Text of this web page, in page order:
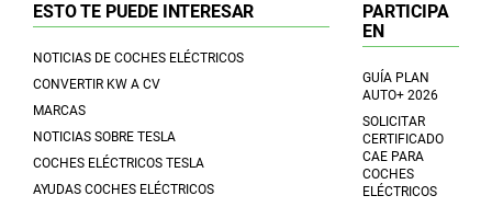
ESTO TE PUEDE INTERESAR
NOTICIAS DE COCHES ELÉCTRICOS
CONVERTIR KW A CV
MARCAS
NOTICIAS SOBRE TESLA
COCHES ELÉCTRICOS TESLA
AYUDAS COCHES ELÉCTRICOS
PARTICIPA
EN
GUÍA PLAN
AUTO+ 2026
SOLICITAR
CERTIFICADO
CAE PARA
COCHES
ELÉCTRICOS